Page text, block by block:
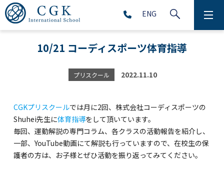
ENG
CGKについて
初等部 (1～5年生)
中等部 (6～9年生)
10/21 コーディスポーツ体育指導
プリスクール 2022.11.10
CGKプリスクールでは月に2回、株式会社コーディスポーツの
Shuhei先生に体育指導をして頂いています。
毎回、運動解説の専門コラム、各クラスの活動報告を紹介し、
一部、YouTube動画にて解説も行っていますので、在校生の保
護者の方は、お子様とぜひ活動を振り返ってみてください。